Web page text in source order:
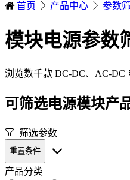
首页 产品中心 参数
模块电源参数
浏览数千款 DC-DC、AC-DC
可筛选电源模块产
筛选参数
重置条件
产品分类